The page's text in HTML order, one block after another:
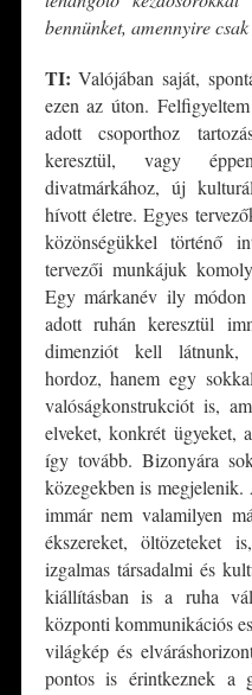
bennünket, amennyire
TI: Valójában saját,
ezen az úton.
adott csoporthoz
keresztül, vagy
divatmárkához, új
hívott életre. Egyes
közönségükkel történő
tervezői munkájuk
Egy márkanév ily
adott ruhán keresztül
dimenziót kell látnunk,
hordoz, hanem egy
valóságkonstrukciót is,
elveket, konkrét ügyeket,
így tovább. Bizonyára
közegekben is
immár nem valamilyen
ékszereket, öltözeteket
izgalmas társadalmi és
kiállításban is a ruha
központi kommunikációs
világkép és
pontos is érintkeznek a